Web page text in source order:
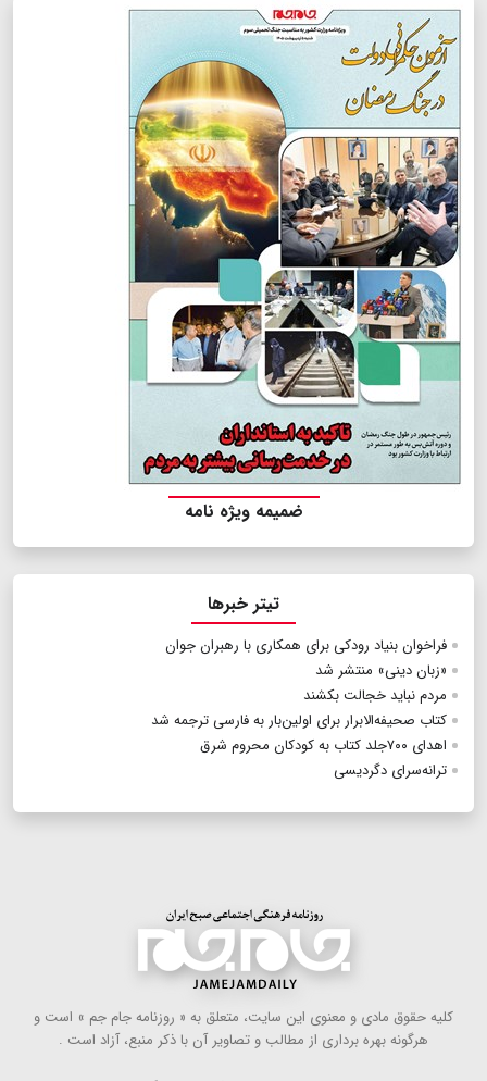
ضمیمه ویژه نامه
تیتر خبرها
فراخوان بنیاد رودکی برای همکاری با رهبران جوان
«زبان دینی» منتشر شد
مردم نباید خجالت بکشند
كتاب صحیفه‌الابرار برای اولین‌بار به فارسی ترجمه شد
اهدای ۷۰۰جلد كتاب به كودكان محروم شرق
ترانه‌سرای دگردیسی
كلیه حقوق مادی و معنوی این سایت، متعلق به « روزنامه جام جم » است و
هرگونه بهره ‌برداری از مطالب و تصاویر آن با ذكر منبع، آزاد است .